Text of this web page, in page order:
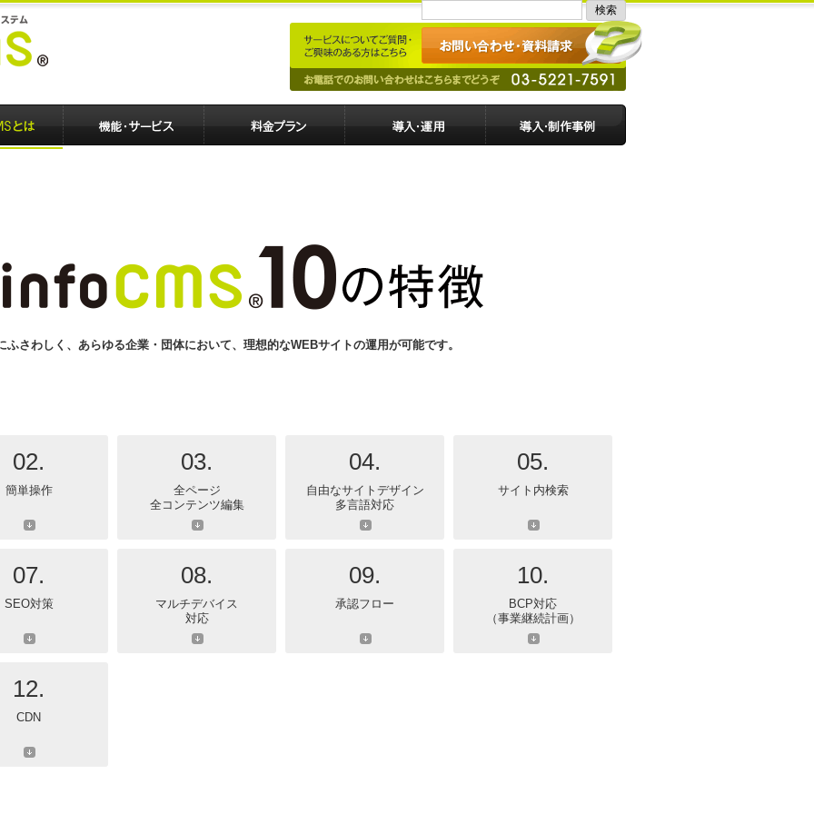
ふさわしく、あらゆる企業・団体において、理想的なWEBサイトの運用が可能です。
02.
簡単操作
03.
全ページ
全コンテンツ編集
04.
自由なサイトデザイン
多言語対応
05.
サイト内検索
07.
SEO対策
08.
マルチデバイス
対応
09.
承認フロー
10.
BCP対応
（事業継続計画）
12.
CDN